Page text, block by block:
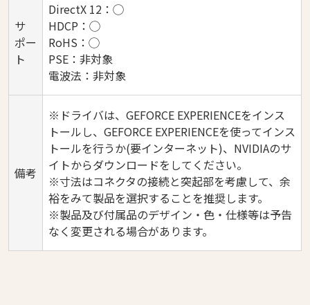
サ
ポー
ト
DirectX 12：◯
HDCP：◯
RoHS：◯
PSE：非対象
電波法：非対象
備考
※ドライバは、GEFORCE EXPERIENCEをインス
トールし、GEFORCE EXPERIENCEを使ってインス
トールを行うか(要インターネット)、NVIDIAのサ
イトからダウンロードをしてください。
※寸法はコネクタの接続と突起部を考慮して、余
裕をみて製品を選択することを推奨します。
※製品及び付属品のデザイン・色・仕様等は予告
なく変更される場合があります。